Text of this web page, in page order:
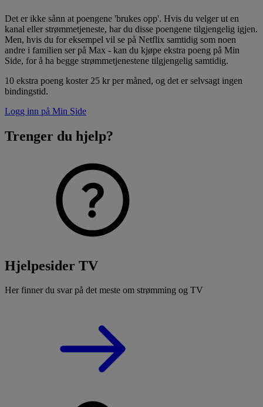
Det er ikke sånn at poengene 'brukes opp'. Hvis du velger ut en
kanal eller strømmetjeneste, har du disse poengene tilgjengelig igjen.
Men, hvis du for eksempel vil se på Netflix samtidig som noen
andre i familien ser på Max - kan du kjøpe ekstra poeng på Min
Side, for å ha begge strømmetjenestene tilgjengelig samtidig.
10 ekstra poeng koster 25 kr per måned, og det er selvsagt ingen
bindingstid.
Logg inn på Min Side
Trenger du hjelp?
Hjelpesider TV
Her finner du svar på det meste om strømming og TV